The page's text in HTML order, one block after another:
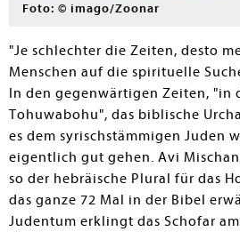
Foto: © imago/Zoonar
"Je schlechter die Zeiten, desto
Menschen auf die spirituelle
In den gegenwärtigen Zeiten, "in
Tohuwabohu", das biblische
es dem syrischstämmigen Juden
eigentlich gut gehen. Avi
so der hebräische Plural für das
das ganze 72 Mal in der Bibel
Judentum erklingt das Schofar